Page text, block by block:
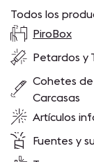
Todos los
PiroBox
Petardos y
Cohetes
Carcasas
Artículos
Fuentes y